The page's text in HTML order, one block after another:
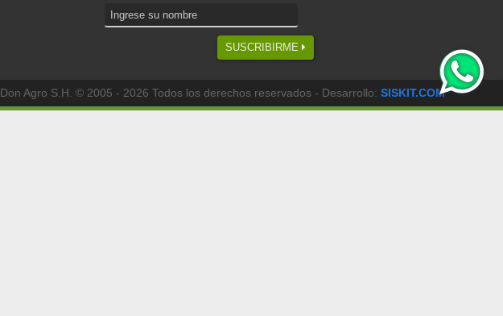
SUSCRIBIRME
Don Agro S.H. © 2005 - 2026 Todos los derechos reservados - Desarrollo: SISKIT.COM